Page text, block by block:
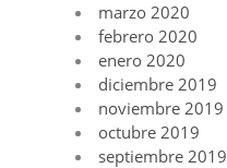
marzo 2020
febrero 2020
enero 2020
diciembre 2019
noviembre 2019
octubre 2019
septiembre 2019